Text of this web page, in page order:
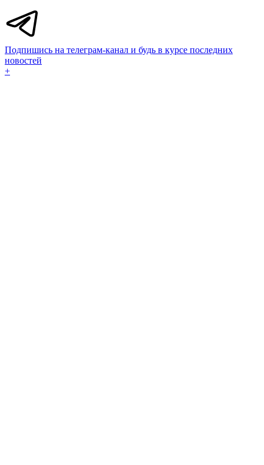
Подпишись на телеграм-канал и будь в курсе последних
новостей
+